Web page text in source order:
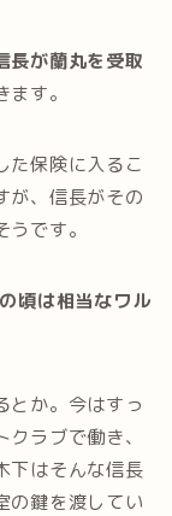
長が蘭丸を受取
す。
た保険に入るこ
が、信長がその
です。
頃は相当なワル
とか。今はすっ
ラブで働き、
下はそんな信長
の鍵を渡してい